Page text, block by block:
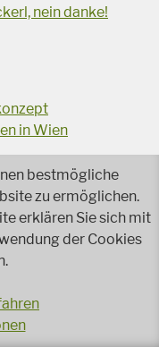
nein danke!
in Wien
Beratung und
bestmögliche
zu ermöglichen.
erklären Sie sich mit
der Cookies